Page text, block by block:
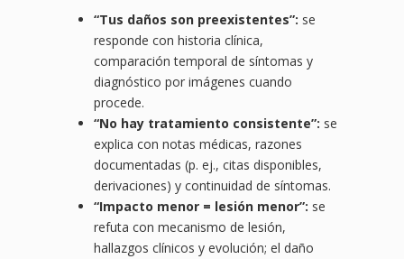
“Tus daños son preexistentes”: se
responde con historia clínica,
comparación temporal de síntomas y
diagnóstico por imágenes cuando
procede.
“No hay tratamiento consistente”: se
explica con notas médicas, razones
documentadas (p. ej., citas disponibles,
derivaciones) y continuidad de síntomas.
“Impacto menor = lesión menor”: se
refuta con mecanismo de lesión,
hallazgos clínicos y evolución; el daño